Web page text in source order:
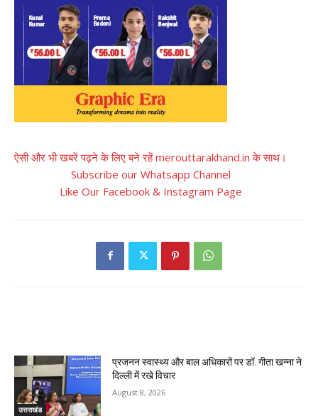
ऐसी और भी खबरें पढ़ने के लिए बने रहें merouttarakhand.in के साथ।
Subscribe our Whatsapp Channel
Like Our Facebook & Instagram Page
उत्तराखंड
प्रजनन स्वास्थ्य और बाल अधिकारों पर डॉ. गीता खन्ना ने
दिल्ली में रखे विचार
August 8, 2026